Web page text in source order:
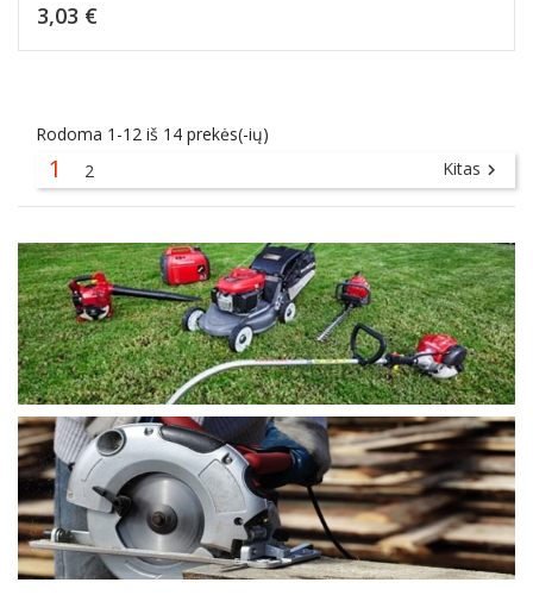
3,03 €
Rodoma 1-12 iš 14 prekės(-ių)
1 2 Kitas 